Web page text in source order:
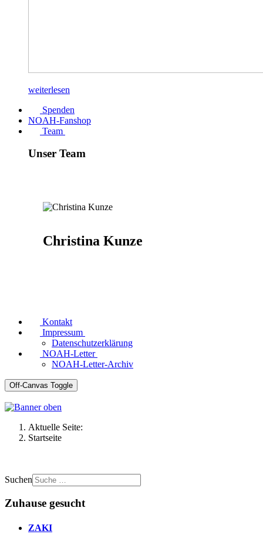
weiterlesen
Spenden
NOAH-Fanshop
Team
Unser Team
Christina Kunze
Kontakt
Impressum
Datenschutzerklärung
NOAH-Letter
NOAH-Letter-Archiv
Off-Canvas Toggle
Aktuelle Seite:
Startseite
Suchen
Zuhause gesucht
ZAKI